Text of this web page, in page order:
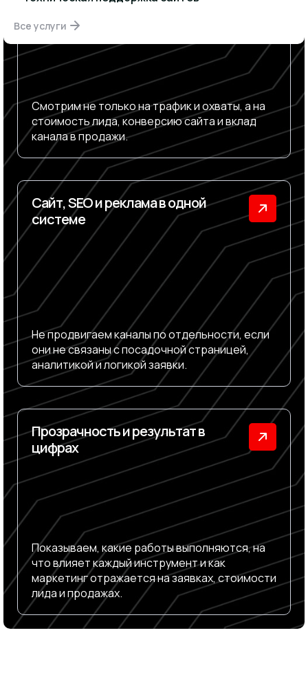
Все услуги
Смотрим не только на трафик и охваты, а на
стоимость лида, конверсию сайта и вклад
канала в продажи.
Сайт, SEO и реклама в одной
системе
Не продвигаем каналы по отдельности, если
они не связаны с посадочной страницей,
аналитикой и логикой заявки.
Прозрачность и результат в
цифрах
Показываем, какие работы выполняются, на
что влияет каждый инструмент и как
маркетинг отражается на заявках, стоимости
лида и продажах.